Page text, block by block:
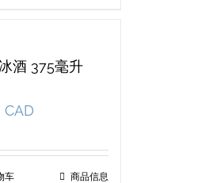
酒 375毫升
CAD
车 商品信息